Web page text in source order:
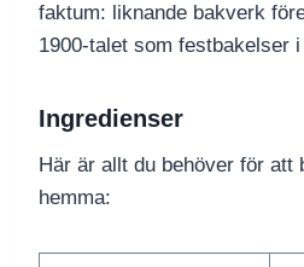
faktum: liknande bakverk
1900-talet som festbakelser
Ingredienser
Här är allt du behöver för att
hemma: